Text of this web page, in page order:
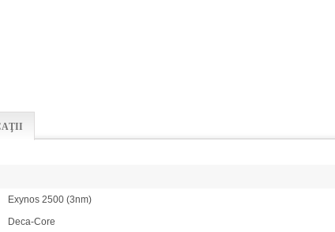
Exynos 2500 (3nm)
Deca-Core